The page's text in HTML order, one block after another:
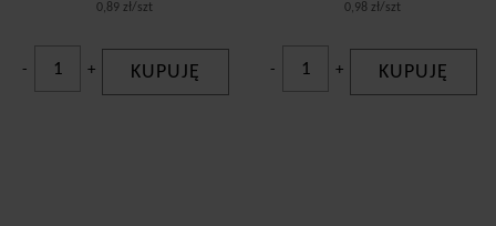
0,89 zł/szt
- + KUPUJĘ
0,98 zł/szt
- + KUPUJĘ